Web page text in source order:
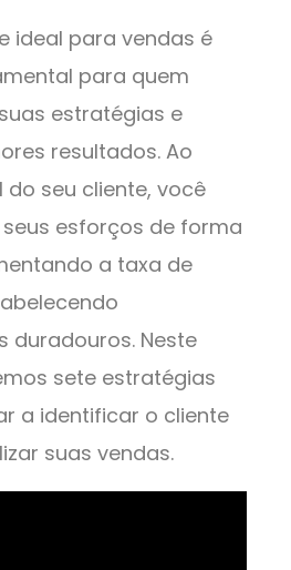
ideal para vendas é
para quem
estratégias e
resultados. Ao
seu cliente, você
esforços de forma
a taxa de
duradouros. Neste
sete estratégias
a identificar o cliente
suas vendas.